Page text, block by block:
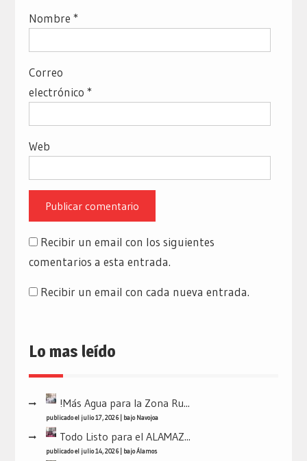
Nombre *
Correo
electrónico *
Web
Recibir un email con los siguientes
comentarios a esta entrada.
Recibir un email con cada nueva entrada.
Lo mas leído
!Más Agua para la Zona Ru...
publicado el julio 17, 2026| bajoNavojoa
Todo Listo para el ALAMAZ...
publicado el julio 14, 2026| bajoÁlamos